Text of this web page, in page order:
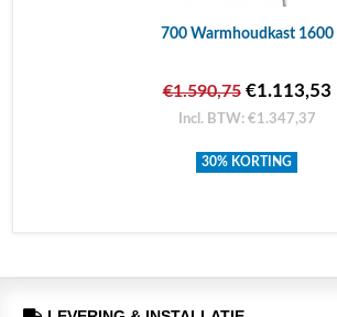
700 Warmhoudkast 1600
€1.590,75€1.113,53
Incl. BTW: €1.347,37
30% KORTING